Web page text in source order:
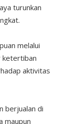
turunkan
melalui
ketertiban
aktivitas
berjualan di
maupun